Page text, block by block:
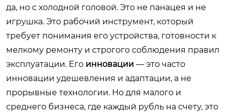
да, но с холодной головой. Это не панацея и не
игрушка. Это рабочий инструмент, который
требует понимания его устройства, готовности к
мелкому ремонту и строгого соблюдения правил
эксплуатации. Его инновации — это часто
инновации удешевления и адаптации, а не
прорывные технологии. Но для малого и
среднего бизнеса, где каждый рубль на счету, это